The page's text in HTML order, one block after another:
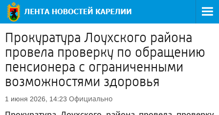
Прокуратура Лоухского района
провела проверку по обращению
пенсионера с ограниченными
возможностями здоровья
1 июня 2026, 14:23 Официально